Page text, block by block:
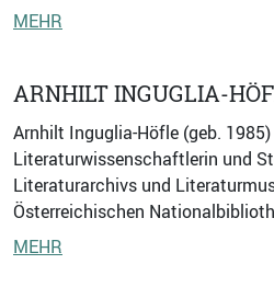
MEHR
ARNHILT INGUGLIA-
Arnhilt Inguglia-Höfle (geb.
Literaturwissenschaftlerin und
Literaturarchivs und
Österreichischen
MEHR